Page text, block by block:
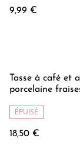
9,99 €
Tasse à café et
porcelaine
ÉPUISÉ
18,50 €